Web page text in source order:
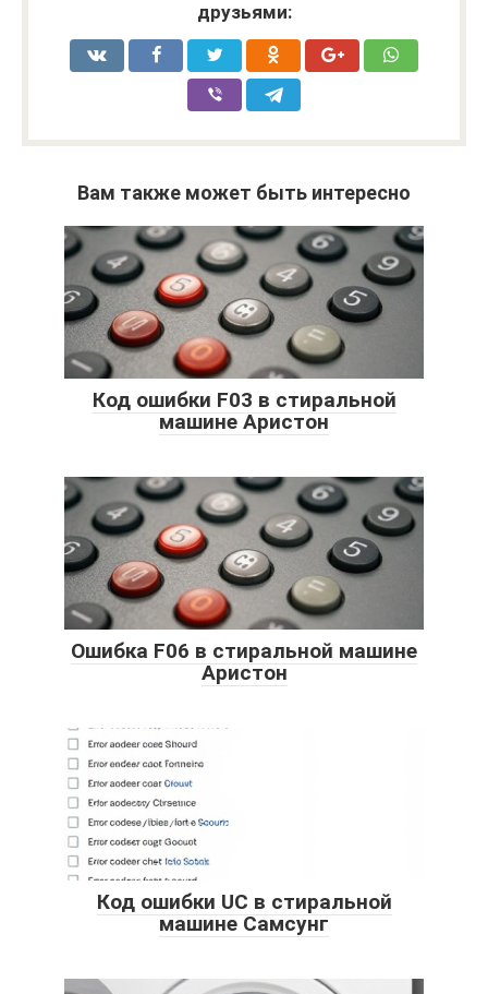
друзьями:
Вам также может быть интересно
Код ошибки F03 в стиральной
машине Аристон
Ошибка F06 в стиральной машине
Аристон
Код ошибки UC в стиральной
машине Самсунг